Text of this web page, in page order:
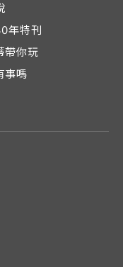
年特刊
帶你玩
事嗎